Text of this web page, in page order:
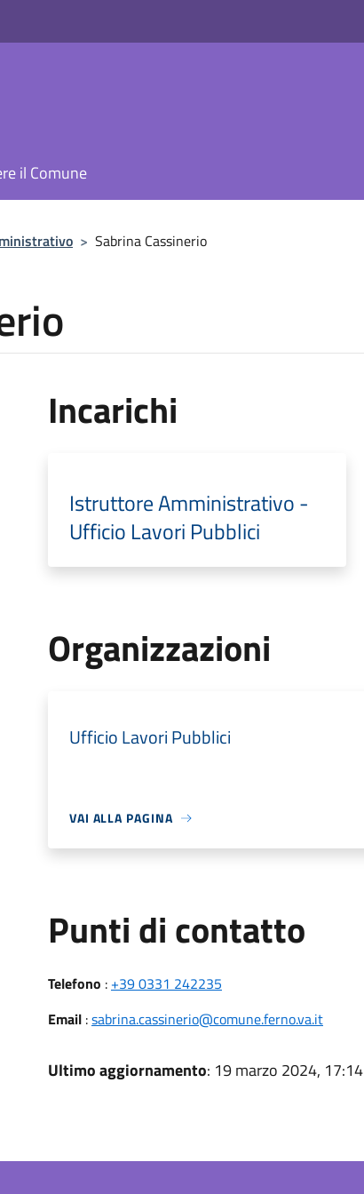
il Comune
> Sabrina Cassinerio
Incarichi
Istruttore Amministrativo -
Ufficio Lavori Pubblici
Organizzazioni
Ufficio Lavori Pubblici
VAI ALLA PAGINA
Punti di contatto
Telefono : +39 0331 242235
Email:sabrina.cassinerio@comune.ferno.va.it
Ultimo aggiornamento: 19 marzo 2024, 17:14